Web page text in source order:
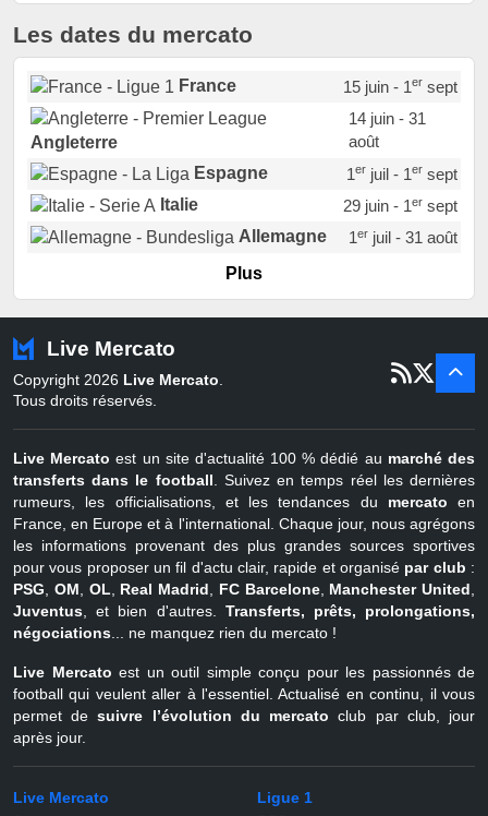
Les dates du mercato
France 15 juin - 1ersept
Angleterre
14 juin - 31
août
Espagne
1erjuil - 1ersept
Italie
29 juin - 1ersept
Allemagne
1erjuil - 31 août
Portugal
Pays-Bas
22 juin - 2 sept
Belgique
juil - 31
Plus
Live Mercato
Copyright 2026 Live Mercato
Tous droits réservés.
Live Mercato est un site d'actualité 100 % dédié au marché des
transferts dans le football . Suivez en temps réel les dernières
rumeurs, les officialisations, et les tendances du mercato en
France, en Europe et à l'international. Chaque jour, nous agrégons
les informations provenant des plus grandes sources sportives
pour vous proposer un fil d'actu clair, rapide et organisé par club :
PSG
OM OL Real Madrid FC Barcelone, Manchester United
Juventus , et bien d'autres. Transferts, prêts, prolongations,
négociations ... ne manquez rien du mercato !
Live Mercato est un outil simple conçu pour les passionnés de
football qui veulent aller à l'essentiel. Actualisé en continu, il vous
permet desuivre l’évolution du mercato club par club, jour
après jour.
Live Mercato
Ligue 1